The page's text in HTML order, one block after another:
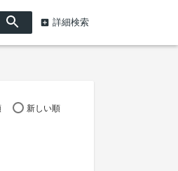
詳細検索
新しい順